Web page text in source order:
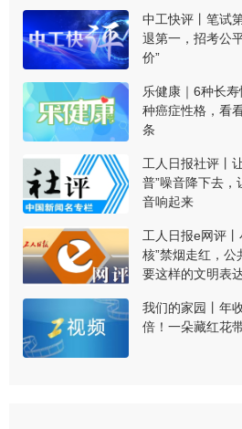
中工快评丨笔试
退第一，招考公
价”
乐健康｜6种长
种癌症性格，看
条
工人日报社评丨
普”噪音降下去，
音响起来
工人日报e网评丨
核”禁烟走红，公
要这样的文明表
我们的家园丨年
倍！一朵藏红花